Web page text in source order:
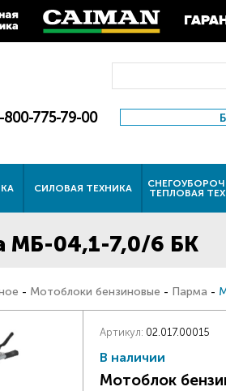
800-775-79-00
СИЛОВАЯ ТЕХНИКА
ТЕПЛОВАЯ
МБ-04,1-7,0/6 БК
- Мотоблоки бензиновые - Парма -
Артикул: 02.017.00015
В наличии
Мотоблок